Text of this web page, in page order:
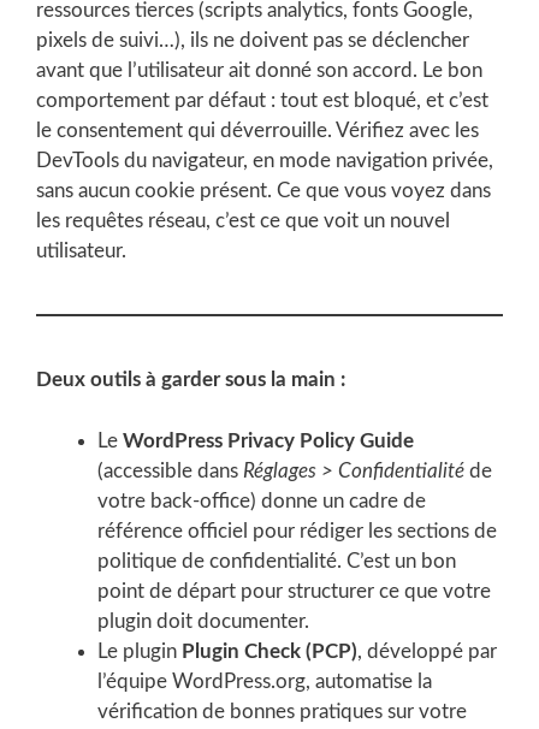
ressources tierces (scripts analytics, fonts Google,
pixels de suivi…), ils ne doivent pas se déclencher
avant que l’utilisateur ait donné son accord. Le bon
comportement par défaut : tout est bloqué, et c’est
le consentement qui déverrouille. Vérifiez avec les
DevTools du navigateur, en mode navigation privée,
sans aucun cookie présent. Ce que vous voyez dans
les requêtes réseau, c’est ce que voit un nouvel
utilisateur.
Deux outils à garder sous la main :
Le WordPress Privacy Policy Guide
(accessible dans Réglages > Confidentialité de
votre back-office) donne un cadre de
référence officiel pour rédiger les sections de
politique de confidentialité. C’est un bon
point de départ pour structurer ce que votre
plugin doit documenter.
Le plugin Plugin Check (PCP), développé par
l’équipe WordPress.org, automatise la
vérification de bonnes pratiques sur votre